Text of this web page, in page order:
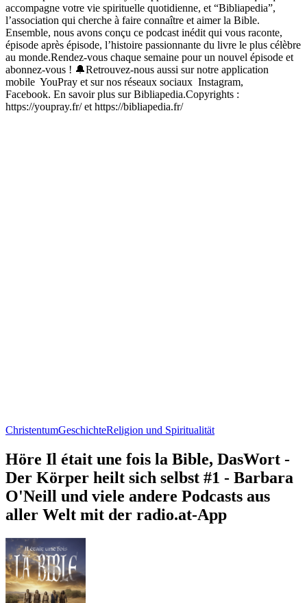
accompagne votre vie spirituelle quotidienne, et “Bibliapedia”,
l’association qui cherche à faire connaître et aimer la Bible.
Ensemble, nous avons conçu ce podcast inédit qui vous raconte,
épisode après épisode, l’histoire passionnante du livre le plus célèbre
au monde.Rendez-vous chaque semaine pour un nouvel épisode et
abonnez-vous ! 🔔Retrouvez-nous aussi sur notre application
mobile YouPray et sur nos réseaux sociaux Instagram,
Facebook. En savoir plus sur Bibliapedia.Copyrights :
https://youpray.fr/ et https://bibliapedia.fr/
ChristentumGeschichteReligion und Spiritualität
Höre Il était une fois la Bible, DasWort -
Der Körper heilt sich selbst #1 - Barbara
O'Neill und viele andere Podcasts aus
aller Welt mit der radio.at-App